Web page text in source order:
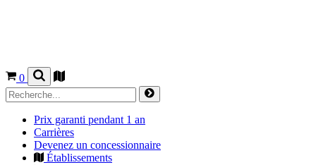
0
Prix garanti pendant 1 an
Carrières
Devenez un concessionnaire
Établissements